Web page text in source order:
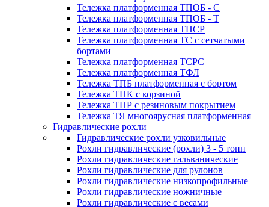
Тележка платформенная ТПОБ - С
Тележка платформенная ТПОБ - Т
Тележка платформенная ТПСР
Тележка платформенная ТС с сетчатыми
бортами
Тележка платформенная ТСРС
Тележка платформенная ТФЛ
Тележка ТПБ платформенная с бортом
Тележка ТПК с корзиной
Тележка ТПР с резиновым покрытием
Тележка ТЯ многоярусная платформенная
Гидравлические рохли
Гидравлические рохли узковильные
Рохли гидравлические (рохли) 3 - 5 тонн
Рохли гидравлические гальванические
Рохли гидравлические для рулонов
Рохли гидравлические низкопрофильные
Рохли гидравлические ножничные
Рохли гидравлические с весами